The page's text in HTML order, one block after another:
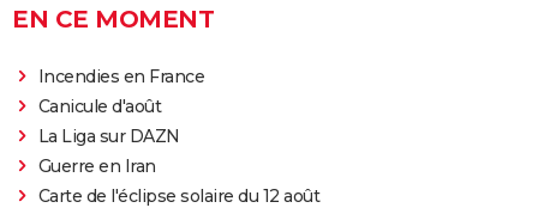
Avengers Doomsday : la bande-annonce est enfin
Tomb Raider : synopsis, Alicia Vikander, streaming,
avis... Tout sur le film sur Lara Croft
Shang Chi : synopsis, casting, scènes post-générique,
streaming, critiques, Disney+...
EN CE MOMENT
Incendies en France
Canicule d'août
La Liga sur DAZN
Guerre en Iran
Carte de l'éclipse solaire du 12 août